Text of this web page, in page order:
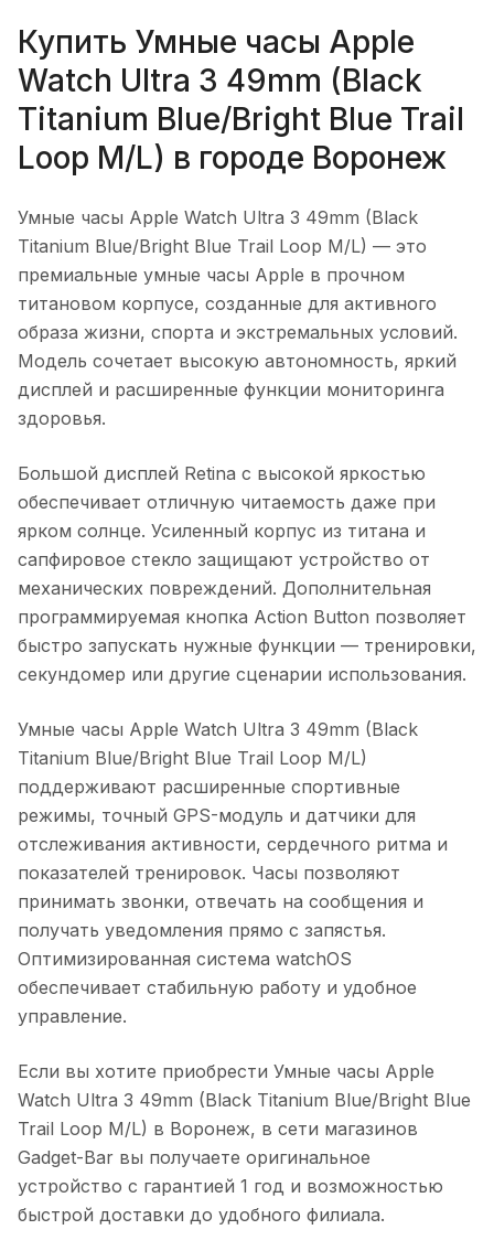
Купить Умные часы Apple
Watch Ultra 3 49mm (Black
Titanium Blue/Bright Blue Trail
Loop M/L) в городе Воронеж
Умные часы Apple Watch Ultra 3 49mm (Black
Titanium Blue/Bright Blue Trail Loop M/L) — это
премиальные умные часы Apple в прочном
титановом корпусе, созданные для активного
образа жизни, спорта и экстремальных условий.
Модель сочетает высокую автономность, яркий
дисплей и расширенные функции мониторинга
здоровья.
Большой дисплей Retina с высокой яркостью
обеспечивает отличную читаемость даже при
ярком солнце. Усиленный корпус из титана и
сапфировое стекло защищают устройство от
механических повреждений. Дополнительная
программируемая кнопка Action Button позволяет
быстро запускать нужные функции — тренировки,
секундомер или другие сценарии использования.
Умные часы Apple Watch Ultra 3 49mm (Black
Titanium Blue/Bright Blue Trail Loop M/L)
поддерживают расширенные спортивные
режимы, точный GPS-модуль и датчики для
отслеживания активности, сердечного ритма и
показателей тренировок. Часы позволяют
принимать звонки, отвечать на сообщения и
получать уведомления прямо с запястья.
Оптимизированная система watchOS
обеспечивает стабильную работу и удобное
управление.
Если вы хотите приобрести Умные часы Apple
Watch Ultra 3 49mm (Black Titanium Blue/Bright Blue
Trail Loop M/L) в Воронеж, в сети магазинов
Gadget-Bar вы получаете оригинальное
устройство с гарантией 1 год и возможностью
быстрой доставки до удобного филиала.